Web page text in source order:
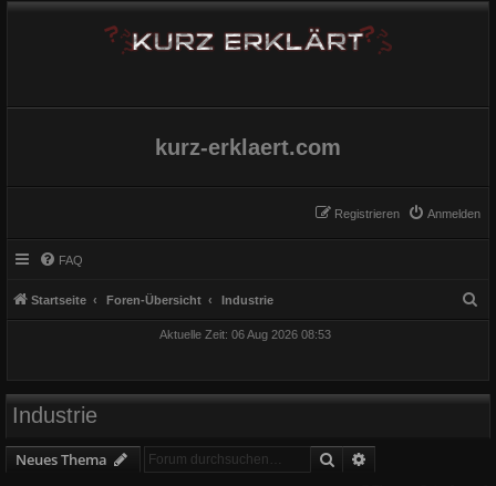
kurz-erklaert.com
Anmelden
Registrieren
FAQ
Startseite Foren-Übersicht Industrie
Aktuelle Zeit: 06 Aug 2026 08:53
Industrie
Neues Thema Suche